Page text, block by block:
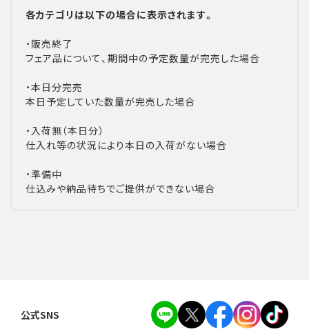
各カテゴリは以下の場合に表示されます。
・販売終了
フェア品について、期間中の予定数量が完売した場合
・本日分完売
本日予定していた数量が完売した場合
・入荷無（本日分）
仕入れ等の状況により本日の入荷がない場合
・準備中
仕込みや納品待ちでご提供ができない場合
公式SNS